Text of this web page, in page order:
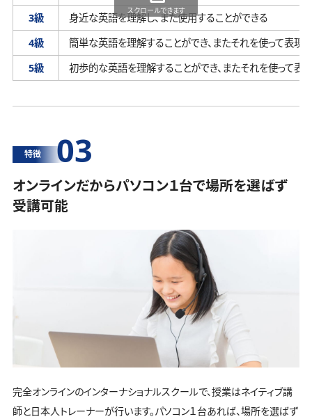
3級
身近な英語を理解し、また使用することができる
4級
簡単な英語を理解することができ、 またそれを使って表現
5級
初歩的な英語を理解することができ、 またそれを使って表
スクロールできます
特徴 03
オンラインだからパソコン１台で場所を選ばず
受講可能
完全オンラインのインターナショナルスクールで、授業はネイティブ講
師と日本人トレーナーが行います。パソコン１台あれば、場所を選ばず